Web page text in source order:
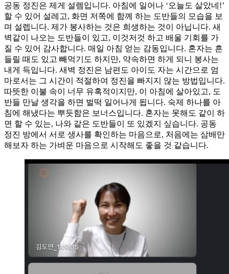
공동 정진은 제게 설렘입니다. 아침에 일어나 ‘오늘도 살았네!’
할 수 있어 설레고, 화면 저쪽에 함께 하는 도반들의 모습을 보
며 설렙니다. 제가 봉사하는 것은 희생하는 것이 아닙니다. 새
벽같이 나오는 도반들이 있고, 이것저것 하고 배울 기회를 가
질 수 있어 감사합니다. 매일 아침 얻는 감동입니다. 혼자는 흔
들릴 때도 있고 빼먹기도 하지만, 약속하면 하게 되니 봉사는
내게 득입니다. 새벽 정진은 남편도 아이도 자는 시간으로 엄
마로서는 그 시간이 적절하여 정진을 빠지지 않는 방법입니다.
따뜻한 이불 속이 너무 유혹적이지만, 이 아침에 살아있고, 도
반들 만날 생각을 하면 벌떡 일어나게 됩니다. 숙제 하나를 아
침에 해냈다는 뿌듯함은 보너스입니다. 혼자는 못해도 같이 하
면 할 수 있는, 나와 같은 도반들이 또 있겠지 싶습니다. 공동
정진 방에서 서로 생사를 확인하는 마음으로, 처음에는 삼배만
해보자 하는 가벼운 마음으로 시작해도 좋을 것 같습니다.